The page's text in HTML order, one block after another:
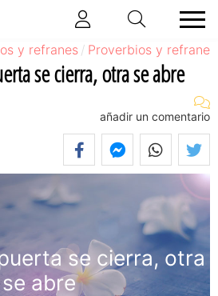
y refranes Proverbios y
se cierra, otra se abre
añadir un comentario
se cierra, otra
se abre